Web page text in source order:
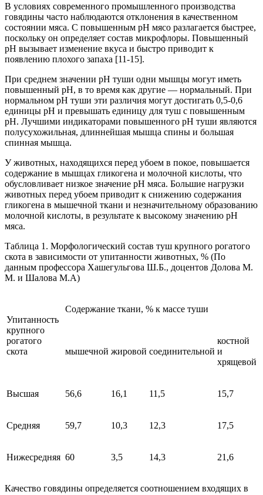
В условиях современного промышленного производства
говядины часто наблюдаются отклонения в качественном
состоянии мяса. С повышенным рН мясо разлагается быстрее,
поскольку он определяет состав микрофлоры. Повышенный
рН вызывает изменение вкуса и быстро приводит к
появлению плохого запаха [11-15].
При среднем значении рН туши одни мышцы могут иметь
повышенный рН, в то время как другие — нормальный. При
нормальном рН туши эти различия могут достигать 0,5-0,6
единицы рН и превышать единицу для туш с повышенным
рН. Лучшими индикаторами повышенного рН туши являются
полусухожильная, длиннейшая мышца спины и большая
спинная мышца.
У животных, находящихся перед убоем в покое, повышается
содержание в мышцах гликогена и молочной кислоты, что
обусловливает низкое значение рН мяса. Большие нагрузки
животных перед убоем приводит к снижению содержания
гликогена в мышечной ткани и незначительному образованию
молочной кислоты, в результате к высокому значению рН
мяса.
Таблица 1. Морфологический состав туш крупного рогатого
скота в зависимости от упитанности животных, % (По
данным профессора Хашегульгова Ш.Б., доцентов Долова М.
М. и Шалова М.А)
Упитанность
крупного
рогатого
скота
Содержание ткани, % к массе туши
мышечной жировой соединительной
костной
и
хрящевой
Высшая 56,6 16,1 11,5 15,7
Средняя 59,7 10,3 12,3 17,5
Нижесредняя 60 3,5 14,3 21,6
Качество говядины определяется соотношением входящих в